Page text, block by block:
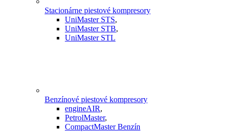
Stacionárne piestové kompresory
UniMaster STS,
UniMaster STB,
UniMaster STL
Benzínové piestové kompresory
engineAIR,
PetrolMaster,
CompactMaster Benzín